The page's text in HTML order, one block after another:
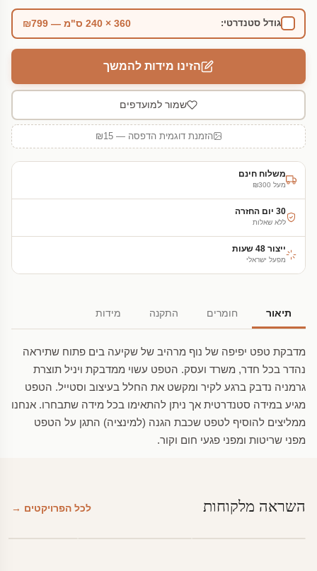
גודל סטנדרטי: 360 × 240 ס"מ — ₪799
הזינו מידות להמשך
שמור למועדפים
הזמנת דוגמית הדפסה — ₪15
משלוח חינם
מעל ₪300
30 יום החזרה
ללא שאלות
ייצור 48 שעות
מפעל ישראלי
תיאור חומרים התקנה מידות
מדבקת טפט יפיפה של נוף מרהיב של שקיעה בים פתוח שתיראה
נהדר בכל חדר, משרד ועסק. הטפט עשוי ממדבקת ויניל תוצרת
גרמניה נדבק ברגע לקיר ומקשט את החלל בעיצוב וסטייל. הטפט
מגיע במידה סטנדרטית אך ניתן להתאימו בכל מידה שתבחרו. אנחנו
ממליצים להוסיף לטפט שכבת הגנה (למינציה) התגן על הטפט
מפני שריטות ומפני פגעי חום וקור.
השראה מלקוחות לכל הפרויקטים →